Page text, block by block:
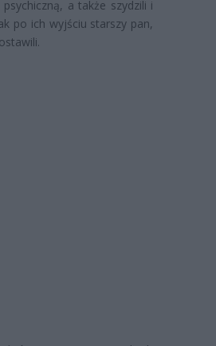
a także szydzili i
po ich wyjściu starszy pan,